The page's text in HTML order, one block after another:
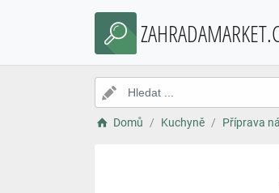
Domů Kuchyně Příprava